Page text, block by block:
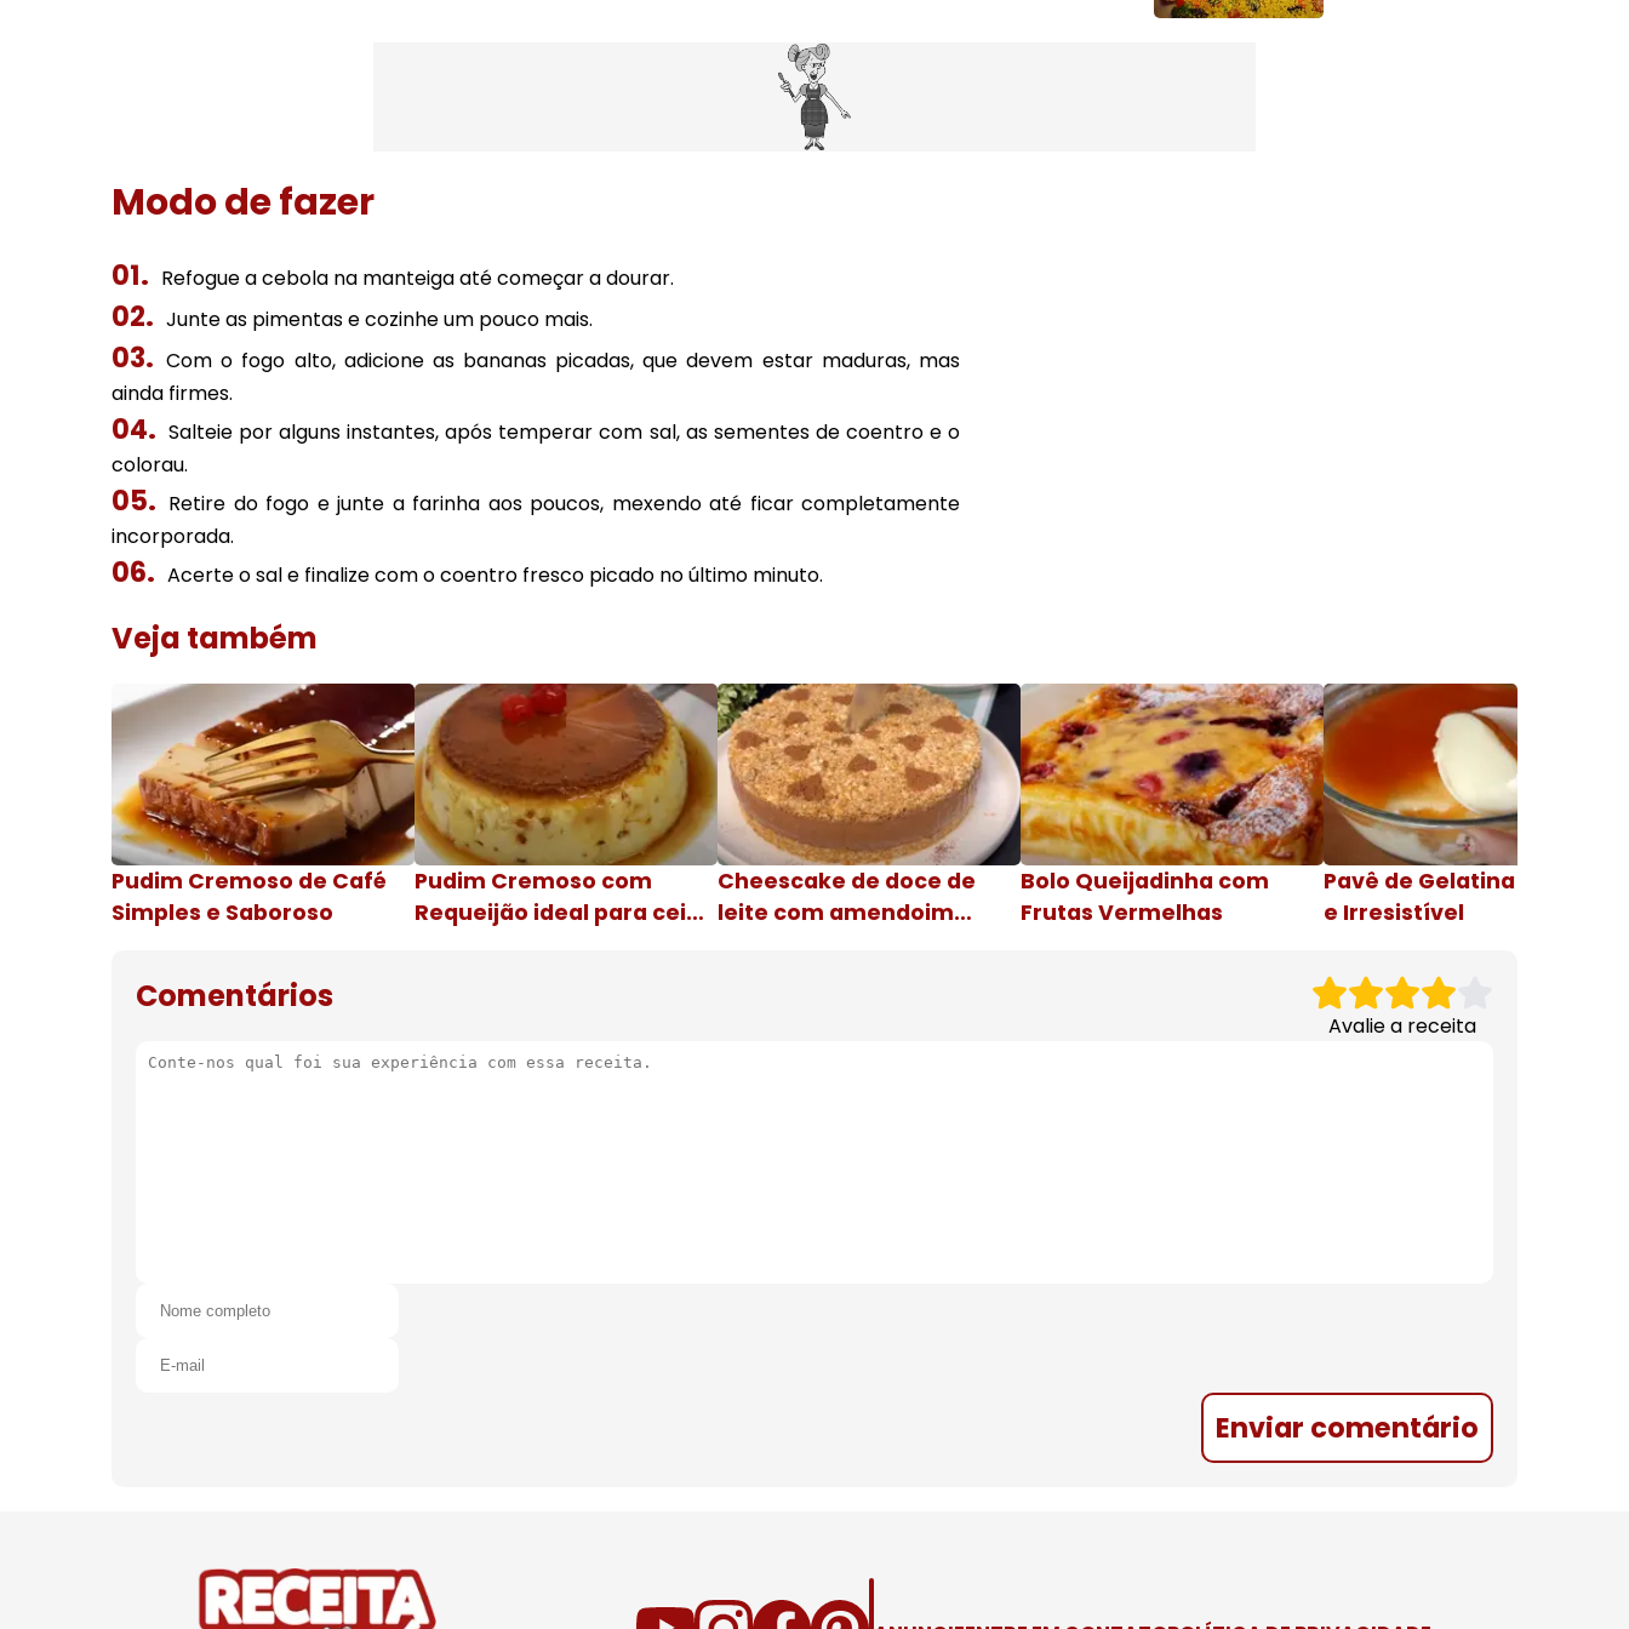
Modo de fazer
Refogue a cebola na manteiga até começar a dourar.
Junte as pimentas e cozinhe um pouco mais.
Com o fogo alto, adicione as bananas picadas, que devem estar maduras, mas
ainda firmes.
Salteie por alguns instantes, após temperar com sal, as sementes de coentro e o
colorau.
Retire do fogo e junte a farinha aos poucos, mexendo até ficar completamente
incorporada.
Acerte o sal e finalize com o coentro fresco picado no último minuto.
Veja também
Pudim Cremoso de Café
Simples e Saboroso
Pudim Cremoso com
Requeijão ideal para ceia
Cheescake de doce de
leite com amendoim
Bolo Queijadinha com
Frutas Vermelhas
Pavê de Gelatina Cremosa
e Irresistível
Comentários
Avalie a receita
Enviar comentário